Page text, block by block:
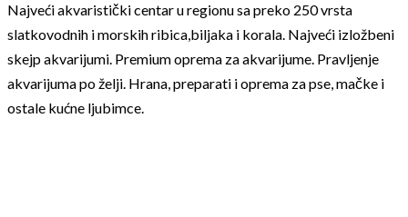
Najveći akvaristički centar u regionu sa preko 250 vrsta
slatkovodnih i morskih ribica,biljaka i korala. Najveći izložbeni
skejp akvarijumi. Premium oprema za akvarijume. Pravljenje
akvarijuma po želji. Hrana, preparati i oprema za pse, mačke i
ostale kućne ljubimce.